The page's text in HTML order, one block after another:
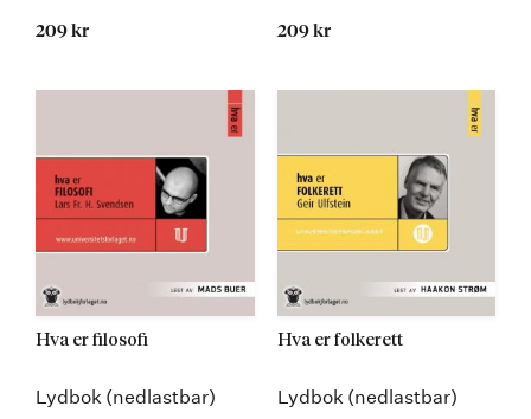
209 kr 209 kr
Hva er filosofi
Lydbok (nedlastbar)
Hva er folkerett
Lydbok (nedlastbar)